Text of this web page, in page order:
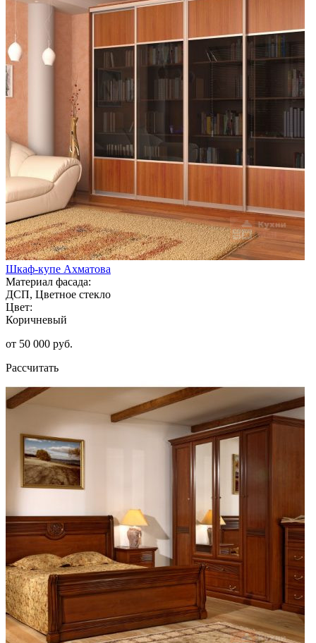
Шкаф-купе Ахматова
Материал фасада:
ДСП, Цветное стекло
Цвет:
Коричневый
от 50 000 руб.
Рассчитать